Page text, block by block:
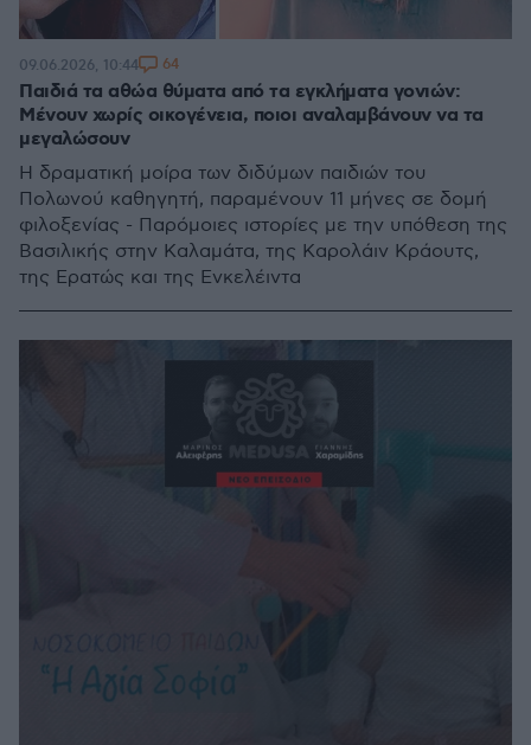
Παιδιά τα αθώα θύματα από τα εγκλήματα γονιών:
Μένουν χωρίς οικογένεια, ποιοι αναλαμβάνουν να τα
μεγαλώσουν
Η δραματική μοίρα των διδύμων παιδιών του
Πολωνού καθηγητή, παραμένουν 11 μήνες σε δομή
φιλοξενίας - Παρόμοιες ιστορίες με την υπόθεση της
Βασιλικής στην Καλαμάτα, της Καρολάιν Κράουτς,
της Ερατώς και της Ενκελέιντα
09.06.2026, 10:44 64